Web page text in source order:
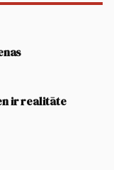
ir realitāte